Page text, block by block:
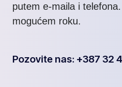
putem e-maila i
mogućem roku.
Pozovite nas: +387 32